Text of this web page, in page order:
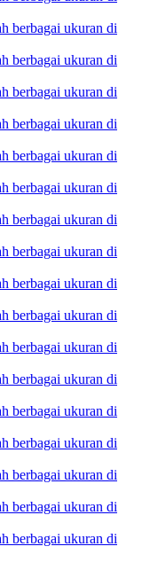
berbagai ukuran di
berbagai ukuran di
berbagai ukuran di
berbagai ukuran di
berbagai ukuran di
berbagai ukuran di
berbagai ukuran di
berbagai ukuran di
berbagai ukuran di
berbagai ukuran di
berbagai ukuran di
berbagai ukuran di
berbagai ukuran di
berbagai ukuran di
berbagai ukuran di
berbagai ukuran di
berbagai ukuran di